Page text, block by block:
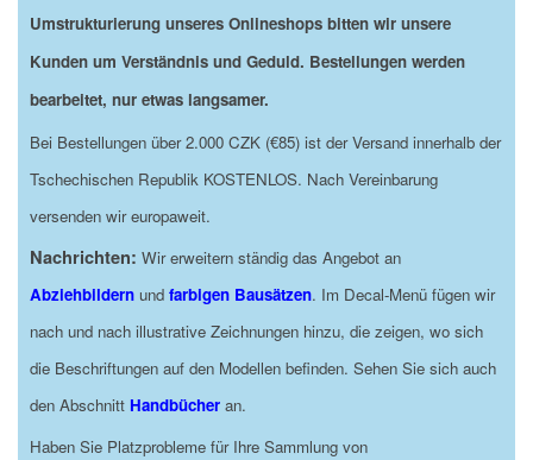
Umstrukturierung unseres Onlineshops bitten wir unsere
Kunden um Verständnis und Geduld. Bestellungen werden
bearbeitet, nur etwas langsamer.
Bei Bestellungen über 2.000 CZK (€85) ist der Versand innerhalb der
Tschechischen Republik KOSTENLOS. Nach Vereinbarung
versenden wir europaweit.
Nachrichten: Wir erweitern ständig das Angebot an
Abziehbildern und farbigen Bausätzen. Im Decal-Menü fügen wir
nach und nach illustrative Zeichnungen hinzu, die zeigen, wo sich
die Beschriftungen auf den Modellen befinden. Sehen Sie sich auch
den Abschnitt Handbücher an.
Haben Sie Platzprobleme für Ihre Sammlung von